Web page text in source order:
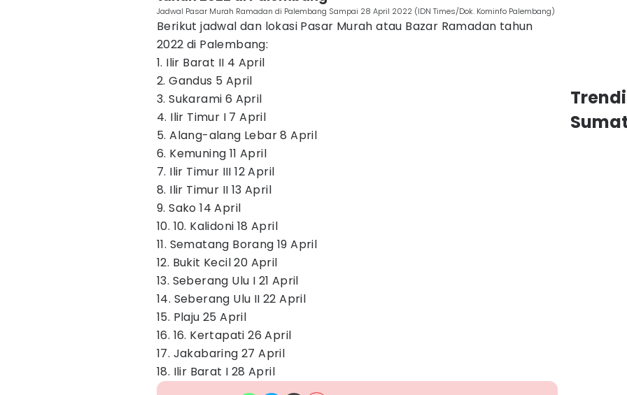
Jadwal Pasar Murah Ramadan di Palembang Sampai 28 April 2022 (IDN Times/Dok. Kominfo Palembang)
Berikut jadwal dan lokasi Pasar Murah atau Bazar Ramadan tahun
2022 di Palembang:
1. Ilir Barat II 4 April
2. Gandus 5 April
3. Sukarami 6 April
4. Ilir Timur I 7 April
5. Alang-alang Lebar 8 April
6. Kemuning 11 April
7. Ilir Timur III 12 April
8. Ilir Timur II 13 April
9. Sako 14 April
10. 10. Kalidoni 18 April
11. Sematang Borang 19 April
12. Bukit Kecil 20 April
13. Seberang Ulu I 21 April
14. Seberang Ulu II 22 April
15. Plaju 25 April
16. 16. Kertapati 26 April
17. Jakabaring 27 April
18. Ilir Barat I 28 April